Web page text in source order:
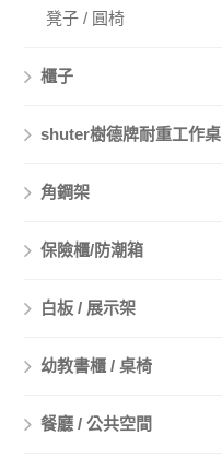
凳子 / 圓椅
櫃子
shuter樹德牌耐重工作桌
角鋼架
保險櫃/防潮箱
白板 / 展示架
幼教書櫃 / 桌椅
餐廳 / 公共空間